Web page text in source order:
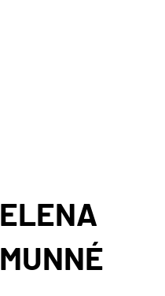
ELENA
MUNNÉ